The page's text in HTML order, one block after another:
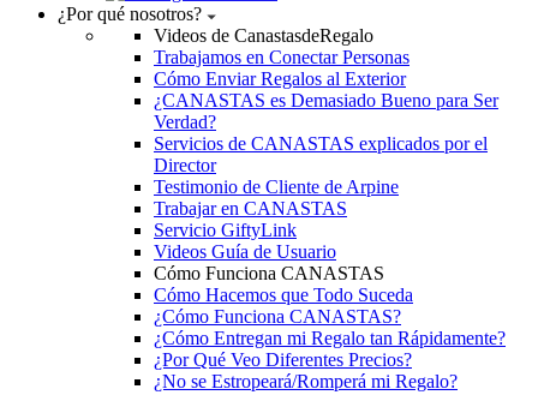
¿Por qué nosotros?
Videos de CanastasdeRegalo
Trabajamos en Conectar Personas
Cómo Enviar Regalos al Exterior
¿CANASTAS es Demasiado Bueno para Ser
Verdad?
Servicios de CANASTAS explicados por el
Director
Testimonio de Cliente de Arpine
Trabajar en CANASTAS
Servicio GiftyLink
Videos Guía de Usuario
Cómo Funciona CANASTAS
Cómo Hacemos que Todo Suceda
¿Cómo Funciona CANASTAS?
¿Cómo Entregan mi Regalo tan Rápidamente?
¿Por Qué Veo Diferentes Precios?
¿No se Estropeará/Romperá mi Regalo?